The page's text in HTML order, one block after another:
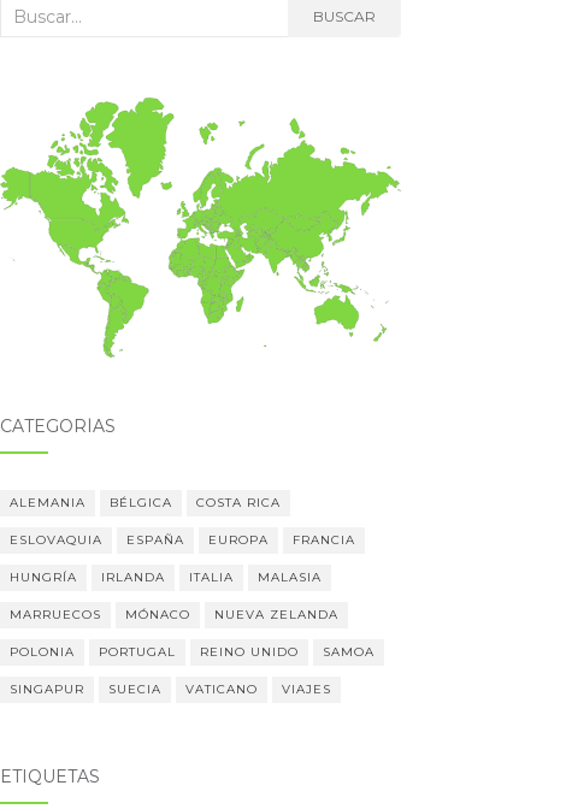
Buscar: BUSCAR
CATEGORÍAS
ALEMANIA BÉLGICA COSTA RICA
ESLOVAQUIA ESPAÑA EUROPA FRANCIA
HUNGRÍA IRLANDA ITALIA MALASIA
MARRUECOS MÓNACO NUEVA ZELANDA
POLONIA PORTUGAL REINO UNIDO SAMOA
SINGAPUR SUECIA VATICANO VIAJES
ETIQUETAS